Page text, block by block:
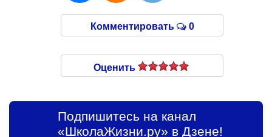
Комментировать 0
Оценить
Подпишитесь на канал
«ШколаЖизни.ру» в Дзене!